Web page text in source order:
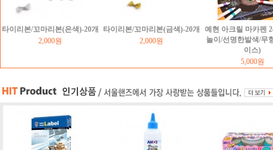
타이리본/꼬마리본(은색)-20개
2,000원
타이리본/꼬마리본(금색)-20개
2,000원
예현 아크릴 마카펜
놀이/선명한발색/무
이스)
5,000원